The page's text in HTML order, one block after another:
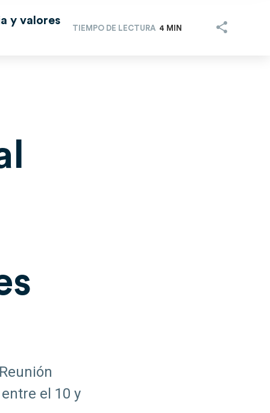
y valores
TIEMPO DE LECTURA 4 MIN
el 10 y